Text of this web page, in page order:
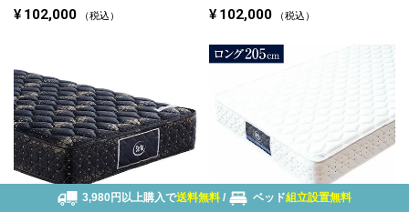
¥ 102,000 税込 ¥ 102,000 税込
3,980円以上購入で送料無料 / ベッド組立設置無料